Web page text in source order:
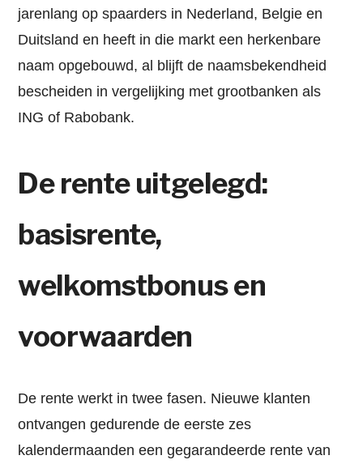
jarenlang op spaarders in Nederland, Belgie en
Duitsland en heeft in die markt een herkenbare
naam opgebouwd, al blijft de naamsbekendheid
bescheiden in vergelijking met grootbanken als
ING of Rabobank.
De rente uitgelegd:
basisrente,
welkomstbonus en
voorwaarden
De rente werkt in twee fasen. Nieuwe klanten
ontvangen gedurende de eerste zes
kalendermaanden een gegarandeerde rente van